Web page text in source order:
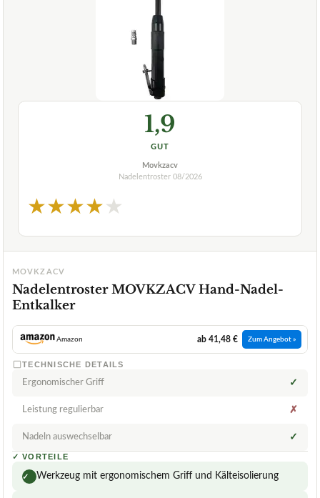
1,9
GUT
Movkzacv
Nadelentroster 08/2026
★★★★★
MOVKZACV
Nadelentroster MOVKZACV Hand-Nadel-
Entkalker
Amazon ab 41,48 € Zum Angebot »
TECHNISCHE DETAILS
Ergonomischer Griff ✓
Leistung regulierbar ✗
Nadeln auswechselbar ✓
✓ VORTEILE
✓ Werkzeug mit ergonomischem Griff und Kälteisolierung